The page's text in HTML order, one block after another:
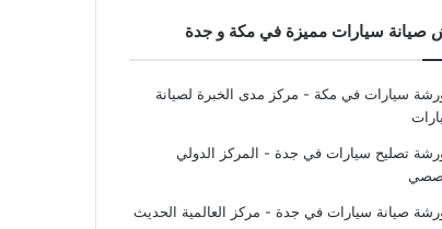
صيانة سيارات مميزة في مكة و جدة
سيارات في مكة - مركز مدى الخبرة لصيانة
تصليح سيارات في جدة - المركز الدولي
صيانة سيارات في جدة - مركز العالمية الحديث